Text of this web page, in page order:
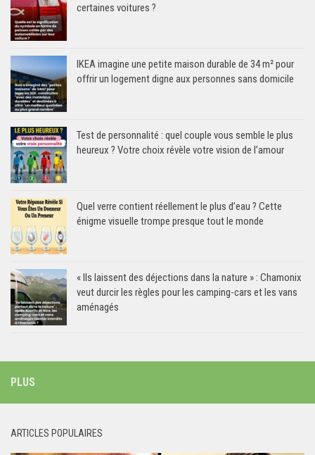
certaines voitures ?
IKEA imagine une petite maison durable de 34 m² pour
offrir un logement digne aux personnes sans domicile
Test de personnalité : quel couple vous semble le plus
heureux ? Votre choix révèle votre vision de l’amour
Quel verre contient réellement le plus d’eau ? Cette
énigme visuelle trompe presque tout le monde
« Ils laissent des déjections dans la nature » : Chamonix
veut durcir les règles pour les camping-cars et les vans
aménagés
PLUS
ARTICLES POPULAIRES